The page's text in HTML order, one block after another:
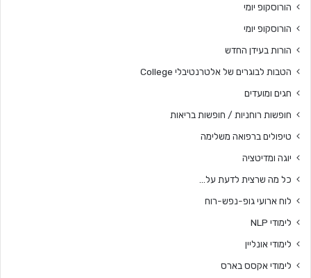
הורוסקופ יומי
הורוסקופ יומי
הורות בעידן החדש
הטבות לבוגרים של אלטרנטיבלי College
חגים ומועדים
חופשות רוחניות / חופשות בריאות
טיפולים ברפואה משלימה
יוגה ומדיטציה
כל מה שרצית לדעת על…
לוח ארועי גופ-נפש-רוח
לימודי NLP
לימודי אונליין
לימודי אקסס בארס